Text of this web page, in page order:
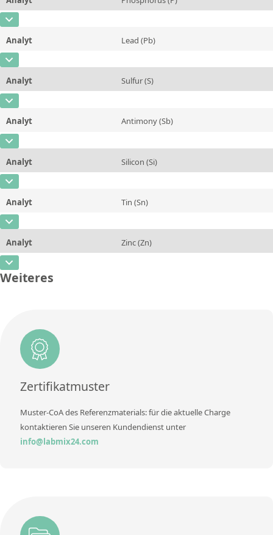
Zusätzliche Informationen
Konzentration 0,22
Einheit
CAS-Nummer
Konzentration 0,021
Einheit %
Zusätzliche Informationen
Analyt Lead (Pb)
CAS-Nummer
Konzentration 0,0083
Einheit
Analyt Sulfur (S)
CAS-Nummer
Konzentration 0,0088
Einheit %
Zusätzliche Informationen
Analyt Antimony (Sb)
CAS-Nummer
Konzentration 0,0085
Einheit
Analyt Silicon (Si)
CAS-Nummer
Konzentration 0,0037
Einheit %
Zusätzliche Informationen
Methode
Analyt Tin (Sn)
CAS-Nummer
Konzentration 0,37
Einheit
Analyt Zinc (Zn)
CAS-Nummer
Zusätzliche Informationen
Methode
Weiteres
Zertifikatmuster
Muster-CoA des Referenzmaterials: für die aktuelle Charge
kontaktieren Sie unseren Kundendienst unter
info@labmix24.com